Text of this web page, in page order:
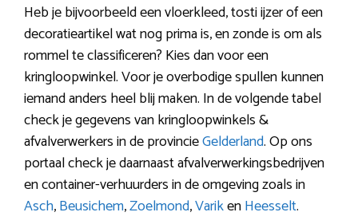
Heb je bijvoorbeeld een vloerkleed, tosti ijzer of een
decoratieartikel wat nog prima is, en zonde is om als
rommel te classificeren? Kies dan voor een
kringloopwinkel. Voor je overbodige spullen kunnen
iemand anders heel blij maken. In de volgende tabel
check je gegevens van kringloopwinkels &
afvalverwerkers in de provincieGelderland. Op ons
portaal check je daarnaast afvalverwerkingsbedrijven
en container-verhuurders in de omgeving zoals in
Asch,Beusichem,Zoelmond,VarikenHeesselt.